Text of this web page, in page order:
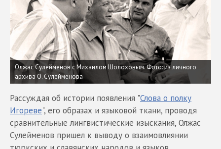
Олжас Сулейменов с Михаилом Шолоховым. Фото: из личного
архива О. Сулейменова
Рассуждая об истории появления "Слова о полку
Игореве", его образах и языковой ткани, проводя
сравнительные лингвистические изыскания, Олжас
Сулейменов пришел к выводу о взаимовлиянии